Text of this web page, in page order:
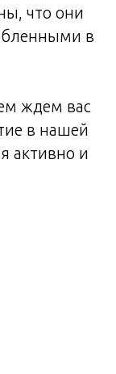
что они
в
ждем вас
в нашей
активно и